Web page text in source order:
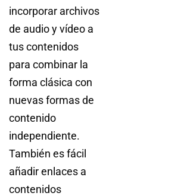
incorporar archivos
de audio y vídeo a
tus contenidos
para combinar la
forma clásica con
nuevas formas de
contenido
independiente.
También es fácil
añadir enlaces a
contenidos